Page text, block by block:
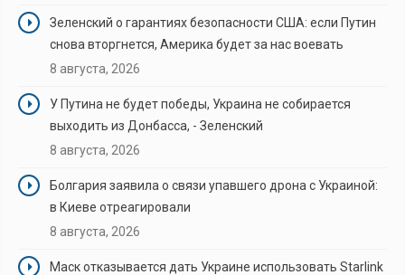
Зеленский о гарантиях безопасности США: если Путин
снова вторгнется, Америка будет за нас воевать
8 августа, 2026
У Путина не будет победы, Украина не собирается
выходить из Донбасса, - Зеленский
8 августа, 2026
Болгария заявила о связи упавшего дрона с Украиной:
в Киеве отреагировали
8 августа, 2026
Маск отказывается дать Украине использовать Starlink